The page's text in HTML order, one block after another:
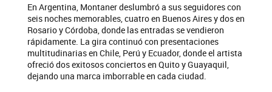
En Argentina, Montaner deslumbró a sus seguidores con
seis noches memorables, cuatro en Buenos Aires y dos en
Rosario y Córdoba, donde las entradas se vendieron
rápidamente. La gira continuó con presentaciones
multitudinarias en Chile, Perú y Ecuador, donde el artista
ofreció dos exitosos conciertos en Quito y Guayaquil,
dejando una marca imborrable en cada ciudad.